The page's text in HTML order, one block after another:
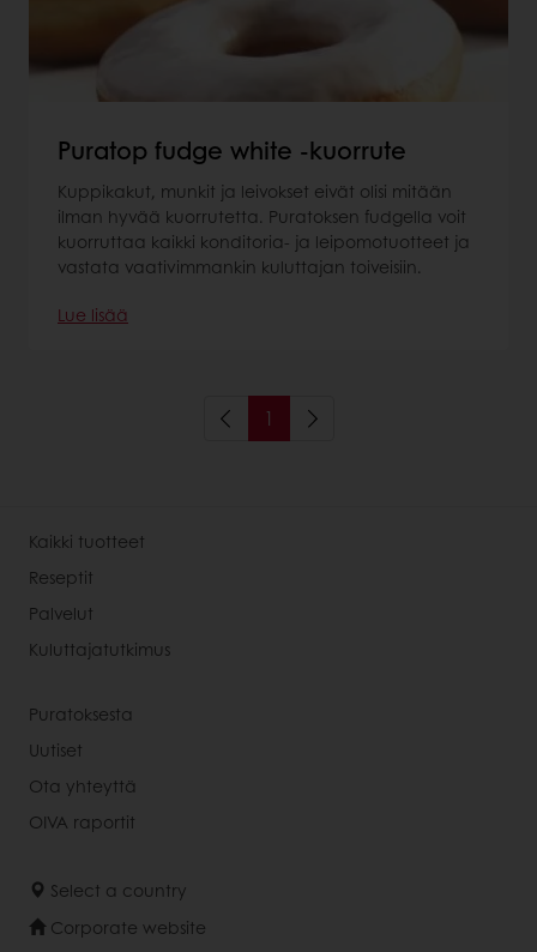
Puratop fudge white -kuorrute
Kuppikakut, munkit ja leivokset eivät olisi mitään
ilman hyvää kuorrutetta. Puratoksen fudgella voit
kuorruttaa kaikki konditoria- ja leipomotuotteet ja
vastata vaativimmankin kuluttajan toiveisiin.
Lue lisää
1
Kaikki tuotteet
Reseptit
Palvelut
Kuluttajatutkimus
Puratoksesta
Uutiset
Ota yhteyttä
OIVA raportit
Select a country
Corporate website